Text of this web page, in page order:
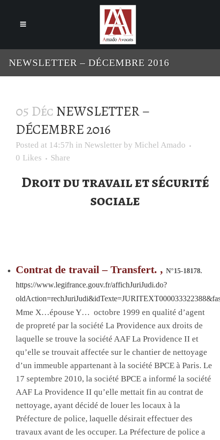
NEWSLETTER – DÉCEMBRE 2016
05 DécNEWSLETTER –
DÉCEMBRE 2016
Posted at 14:57h in Newsletter by Michel Amado
0 Likes Share
Droit du travail et sécurité
sociale
Contrat de travail – Transfert. ,N°15-18178.
https://www.legifrance.gouv.fr/affichJuriJudi.do?
Mme X…épouse Y… octobre 1999 en qualité d’agent
de propreté par la sociétéLa Providence aux droits de
laquelle se trouve la sociétéAAF La Providence IIet
qu’elle se trouvait affectée sur le chantier de nettoyage
d’un immeuble appartenant à la société BPCE à Paris. Le
17 septembre 2010, la société BPCE a informé la société
AAF La Providence II qu’elle mettait fin au contrat de
nettoyage, ayant décidé de louer les locaux à la
Préfecture de police, laquelle désirait effectuer des
travaux avant de les occuper. La Préfecture de police a